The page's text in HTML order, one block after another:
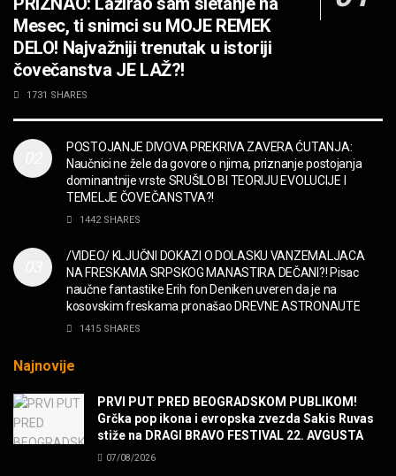
OPASNO! ZZ TOP – Beer Drinkers and
Hellraisers
MUZIKA
“Missin’ Yo’ Kissin'” BILLY ZZ TOP
MUZIKA
FILM
MUZIKA
POVRATAK Iron Maiden The Writing On The Wall
Mesec, ti snimci su MOJE REMEK
DELO! Najvažniji trenutak u istoriji
čovečanstva JE LAŽ?!
1731 SHARES
POSTOJANJE DIVOVA PREKRIVA ZAVERA ĆUTANJA:
Naučnici ne žele da govore o njima, priznanje postojanja
dominantnije vrste SRUŠILO BI TEORIJU EVOLUCIJE I
TEMELJE ČOVEČANSTVA?!
1442 SHARES
/VIDEO/ KLJUČNI DOKAZI O DOLASKU VANZEMALJACA
NA FRESKAMA SRPSKOG MANASTIRA DEČANI?! Pisac
naučne fantastike Erih fon Deniken uveren da je na
kosovskim freskama pronašao DREVNE ASTRONAUTE
1415 SHARES
Najnovije
PRVI PUT PRED BEOGRADSKOM PUBLIKOM!
Grčka pop ikona i evropska zvezda Sakis Ruvas
stiže na DRAGI BRAVO FESTIVAL 22. AVGUSTA
07/08/2026